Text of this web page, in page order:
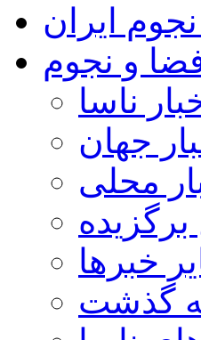
ایران
فضا و نجوم
ناسا
جهان
محلی
برگزیده
خبرها
گذشت